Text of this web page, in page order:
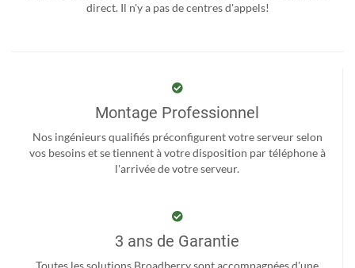
direct. Il n'y a pas de centres d'appels!
Montage Professionnel
Nos ingénieurs qualifiés préconfigurent votre serveur selon
vos besoins et se tiennent à votre disposition par téléphone à
l'arrivée de votre serveur.
3 ans de Garantie